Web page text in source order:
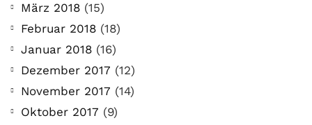
März 2018 (15)
Februar 2018 (18)
Januar 2018 (16)
Dezember 2017 (12)
November 2017 (14)
Oktober 2017 (9)